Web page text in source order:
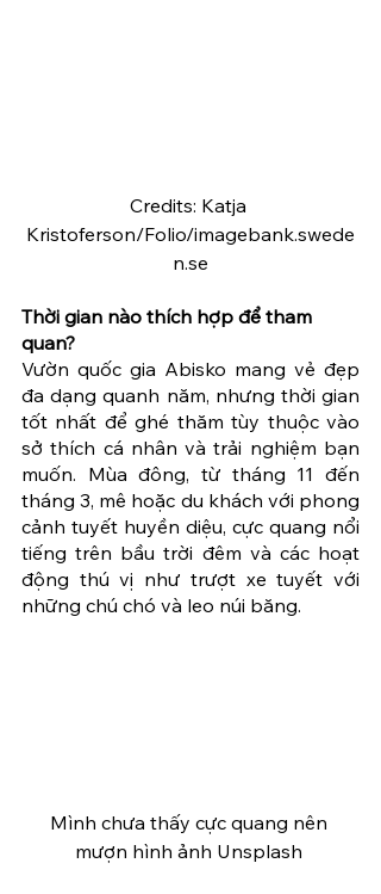
Credits: Katja
Kristoferson/Folio/imagebank.swede
n.se
Thời gian nào thích hợp để tham
quan?
Vườn quốc gia Abisko mang vẻ đẹp
đa dạng quanh năm, nhưng thời gian
tốt nhất để ghé thăm tùy thuộc vào
sở thích cá nhân và trải nghiệm bạn
muốn. Mùa đông, từ tháng 11 đến
tháng 3, mê hoặc du khách với phong
cảnh tuyết huyền diệu, cực quang nổi
tiếng trên bầu trời đêm và các hoạt
động thú vị như trượt xe tuyết với
những chú chó và leo núi băng.
Mình chưa thấy cực quang nên
mượn hình ảnh Unsplash